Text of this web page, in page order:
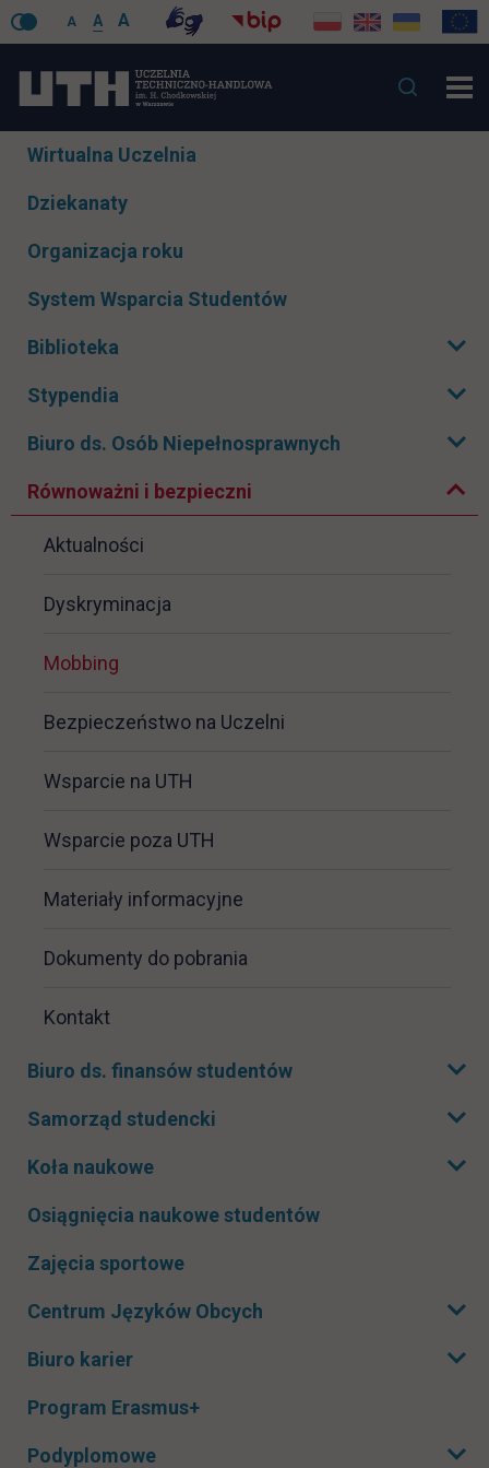
A A A
Pomiń
Wirtualna Uczelnia
Dziekanaty
Organizacja roku
System Wsparcia Studentów
Biblioteka Rozwiń podmenu
Stypendia Rozwiń podmenu
Biuro ds. Osób Niepełnosprawnych Rozwiń podmenu
Równoważni i bezpieczni
Zwiń podmenu
Aktualności
Dyskryminacja
Mobbing
Bezpieczeństwo na Uczelni
Wsparcie na UTH
Wsparcie poza UTH
Materiały informacyjne
Dokumenty do pobrania
Kontakt
Biuro ds. finansów studentów Rozwiń podmenu
Samorząd studencki Rozwiń podmenu
Koła naukowe
Osiągnięcia naukowe studentów
Zajęcia sportowe
Centrum Języków Obcych Rozwiń podmenu
Biuro karier
Program Erasmus+
Podyplomowe